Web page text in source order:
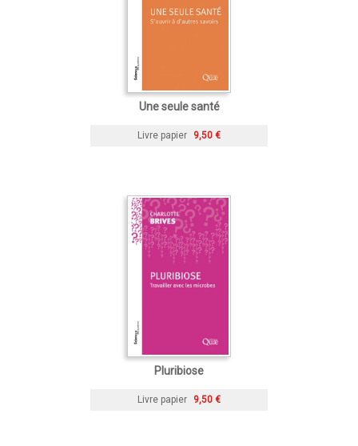
Une seule santé
Livre papier 9,50 €
Pluribiose
Livre papier 9,50 €